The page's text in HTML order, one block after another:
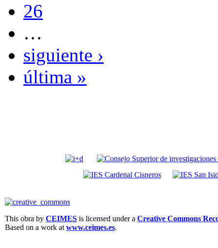
26
…
siguiente ›
última »
This obra by CEIMES is licensed under a Creative Commons
Based on a work at www.ceimes.es.